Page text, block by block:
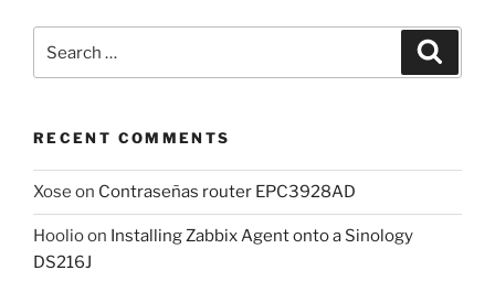
for:
RECENT COMMENTS
Xose on Contraseñas router EPC3928AD
Hoolioon Installing Zabbix Agent onto a Sinology
DS216J